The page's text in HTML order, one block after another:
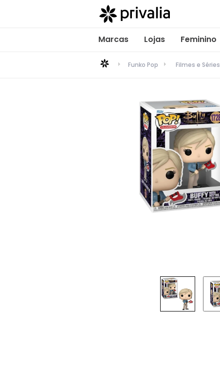
Marcas Lojas Feminino
Funko Pop Filmes e Séries